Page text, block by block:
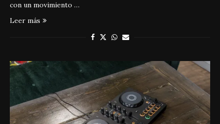
con un movimiento …
Leer más